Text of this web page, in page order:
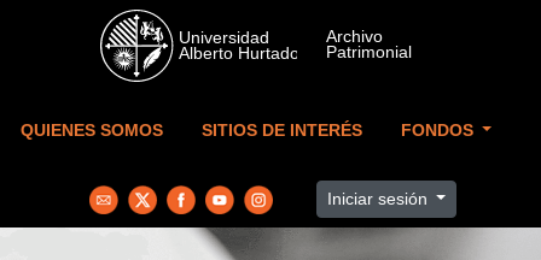
Skip to main content
QUIENES SOMOS SITIOS DE INTERÉS FONDOS
Iniciar sesión